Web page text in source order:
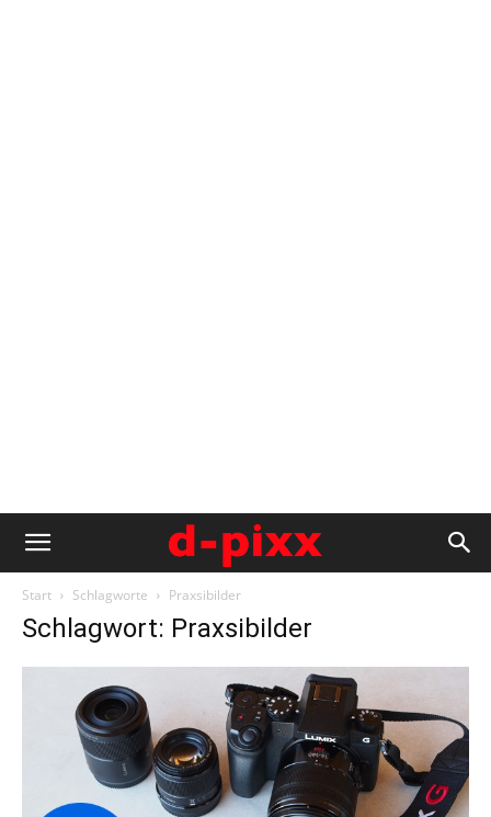
Start Schlagworte Praxsibilder
Schlagwort: Praxsibilder